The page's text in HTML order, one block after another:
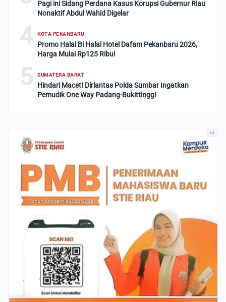
Pagi ini Sidang Perdana Kasus Korupsi Gubernur Riau
Nonaktif Abdul Wahid Digelar
4 KOTA PEKANBARU
Promo Halal Bi Halal Hotel Dafam Pekanbaru 2026,
Harga Mulai Rp125 Ribu!
5 SUMATERA BARAT
Hindari Macet! Dirlantas Polda Sumbar Ingatkan
Pemudik One Way Padang-Bukittinggi
Ad